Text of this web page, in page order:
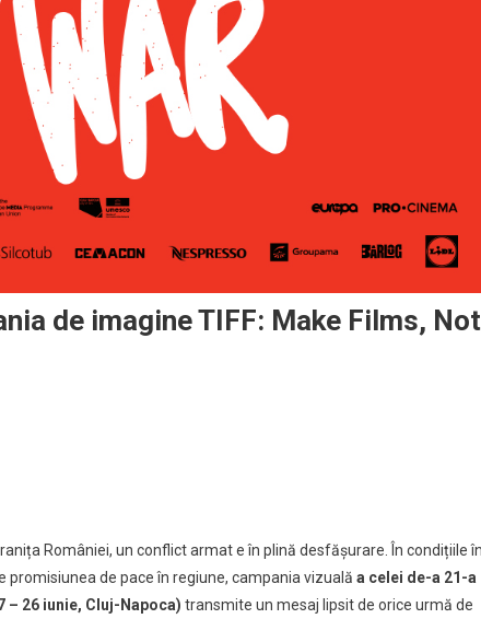
de imagine TIFF: Make Films, Not
României, un conflict armat e în plină desfășurare. În condițiile
de pace în regiune, campania vizuală a celei de-a 21-a
26 iunie, Cluj-Napoca) transmite un mesaj lipsit de orice urmă de